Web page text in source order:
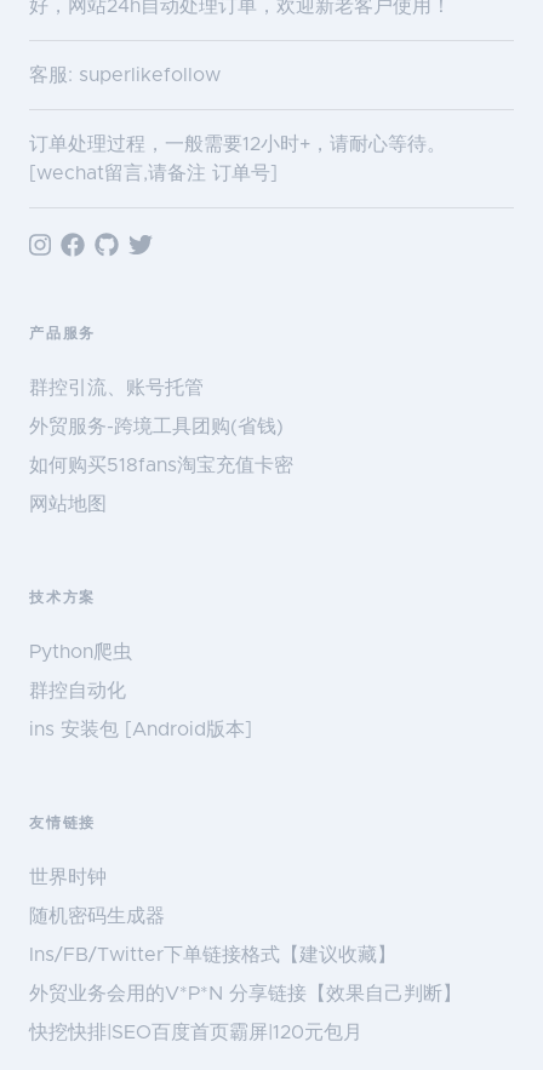
好，网站24h自动处理订单，欢迎新老客户使用！
客服: superlikefollow
订单处理过程，一般需要12小时+，请耐心等待。
[wechat留言,请备注 订单号]
产品服务
群控引流、账号托管
外贸服务-跨境工具团购(省钱)
如何购买518fans淘宝充值卡密
网站地图
技术方案
Python爬虫
群控自动化
ins 安装包 [Android版本]
友情链接
世界时钟
随机密码生成器
Ins/FB/Twitter下单链接格式【建议收藏】
外贸业务会用的V*P*N 分享链接【效果自己判断】
快挖快排|SEO百度首页霸屏|120元包月